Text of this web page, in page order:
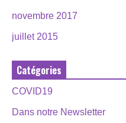
novembre 2017
juillet 2015
Catégories
COVID19
Dans notre Newsletter